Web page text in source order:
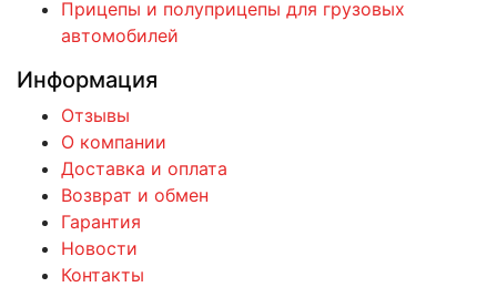
Прицепы и полуприцепы для грузовых
автомобилей
Информация
Отзывы
О компании
Доставка и оплата
Возврат и обмен
Гарантия
Новости
Контакты